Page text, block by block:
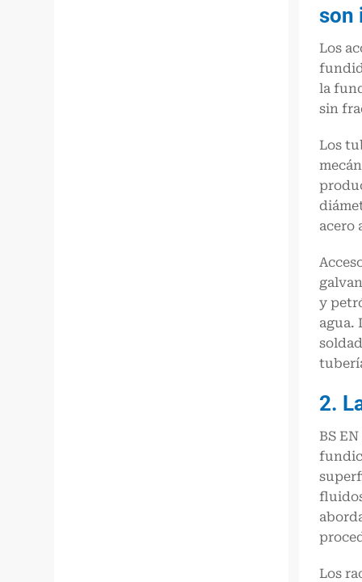
son
Los
la
sin
Los
acero
y
agua.
2.
BS
Los